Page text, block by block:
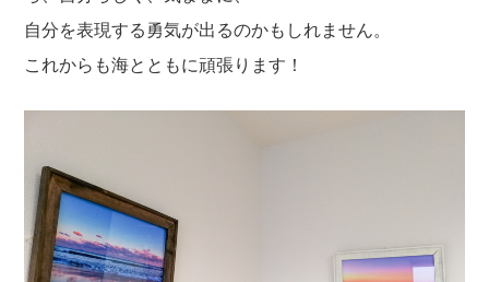
自分を表現する勇気が出るのかもしれません。
これからも海とともに頑張ります！